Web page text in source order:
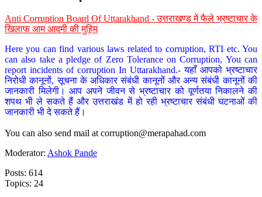
Anti Corruption Board Of Uttarakhand - उत्तराखण्ड में फैले भ्रष्टाचार के
खिलाफ आम आदमी की मुहिम
Here you can find various laws related to corruption, RTI etc. You
can also take a pledge of Zero Tolerance on Corruption, You can
report incidents of corruption In Uttarakhand.- यहाँ आपको भ्रष्टाचार
निरोधी कानूनों, सूचना के अधिकार संबंधी कानूनों और अन्य संबंधी कानूनों की
जानकारी मिलेगी। आप अपने जीवन से भ्रष्टाचार को पूर्णतया निकालने की
शपथ भी ले सकते हैं और उत्तराखंड में हो रही भ्रष्टाचार संबंधी घटनाओं की
जानकारी भी दे सकते हैं।
You can also send mail at corruption@merapahad.com
Moderator: Ashok Pande
Posts: 614
Topics: 24